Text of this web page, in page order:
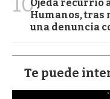
Ojeda recurrió
Humanos, tras
una denuncia
Te puede